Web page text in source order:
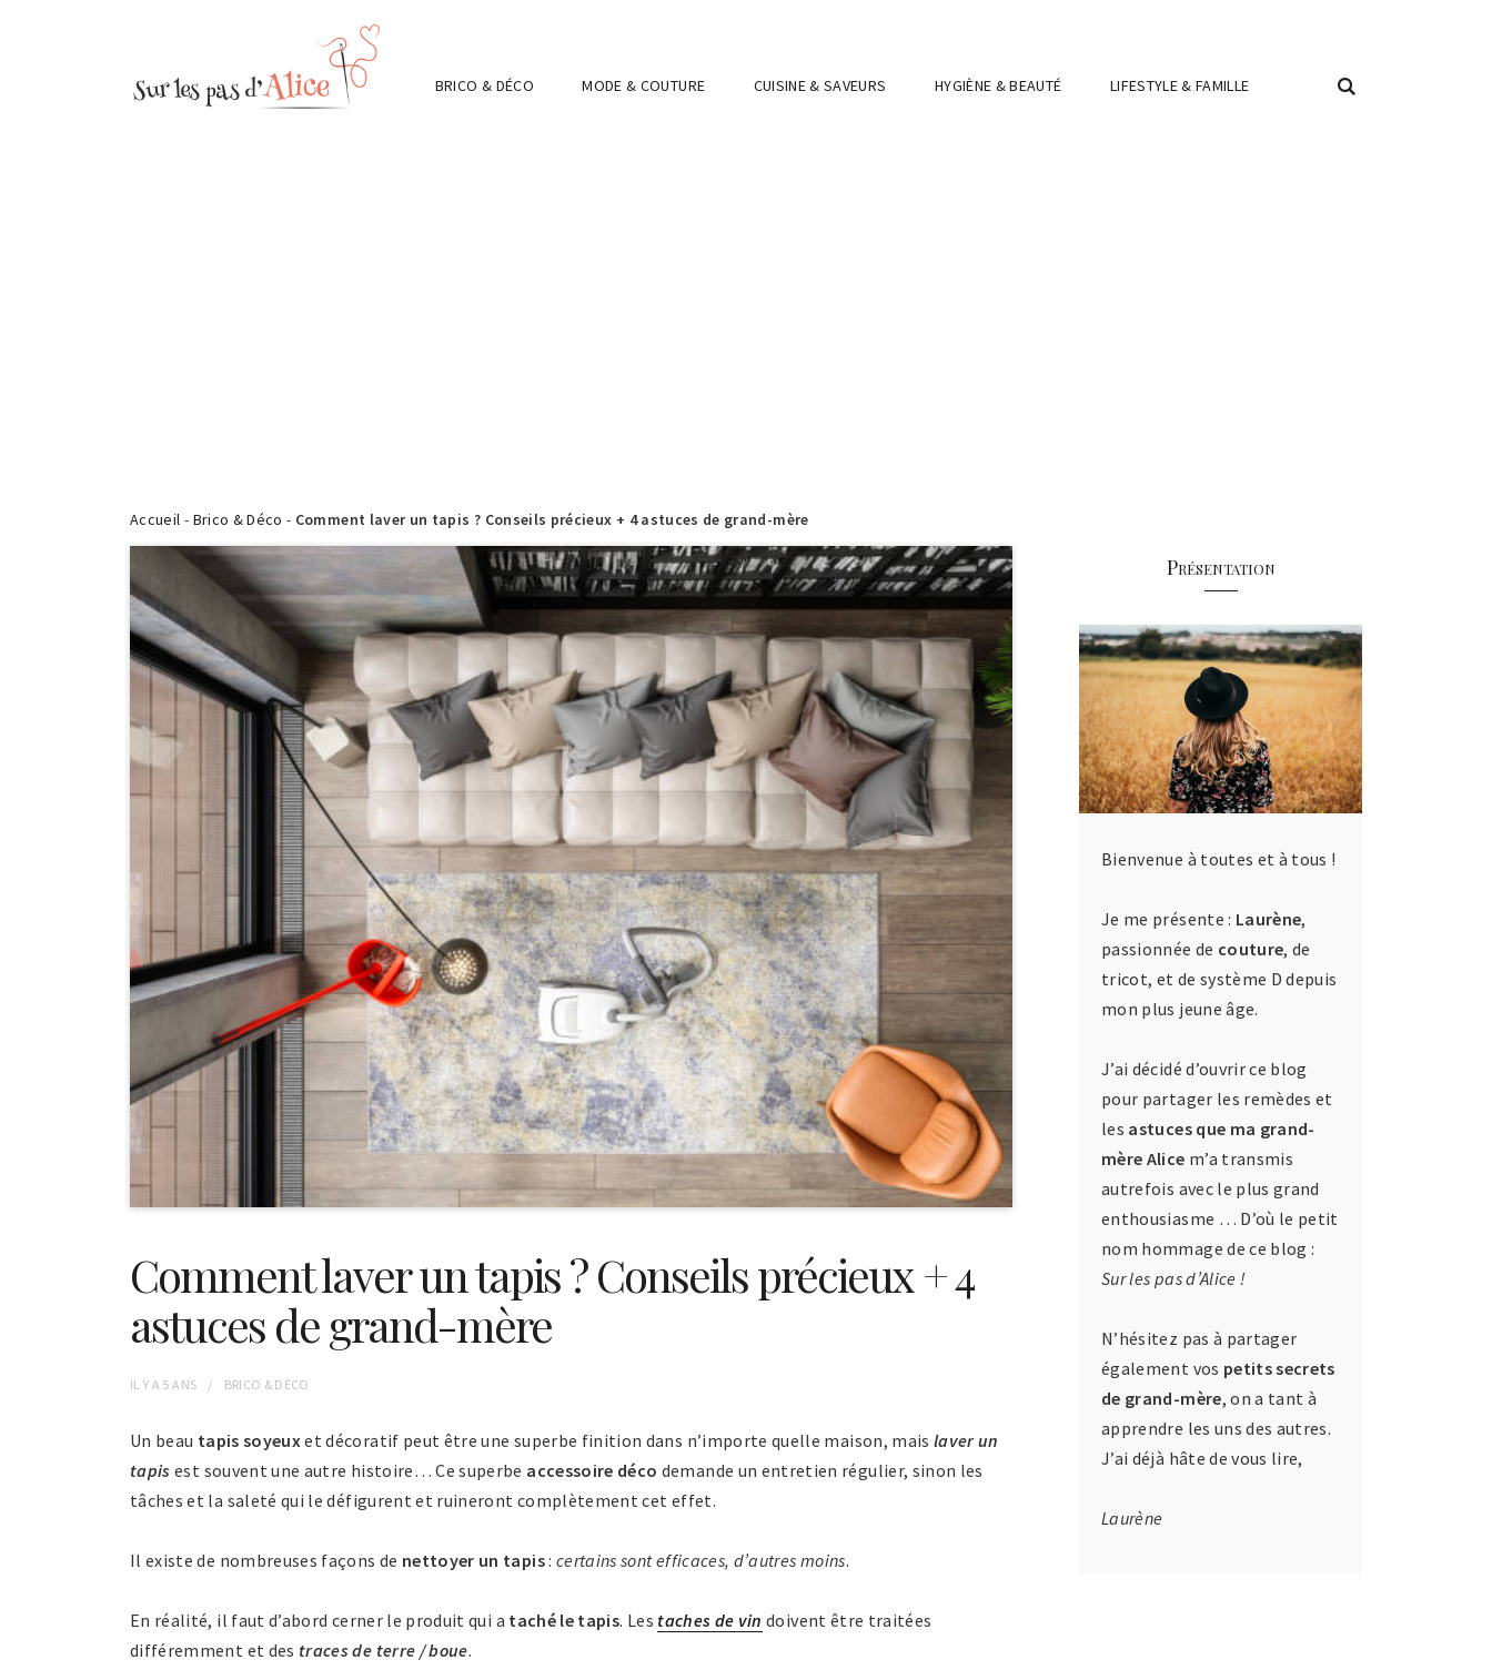
BRICO & DÉCO MODE & COUTURE CUISINE & SAVEURS HYGIÈNE & BEAUTÉ LIFESTYLE & FAMILLE
Accueil - Brico & Déco - Comment laver un tapis ? Conseils précieux + 4 astuces de grand-mère
Comment laver un tapis ? Conseils précieux + 4
astuces de grand-mère
IL Y A 5 ANS BRICO & DÉCO
Un beau tapis soyeuxet décoratif peut être une superbe finition dans n’importe quelle maison, maislaver un
tapisest souvent une autre histoire… Ce superbe accessoire déco demande un entretien régulier, sinon les
tâches et la saleté qui le défigurent et ruineront complètement cet effet.
Il existe de nombreuses façons de nettoyer un tapis: certains sont efficaces, d’autres moins.
En réalité, il faut d’abord cerner le produit qui a taché le tapis. Les taches de vin doivent être traitées
différemment et des traces de terre / boue.
Présentation
Bienvenue à toutes et à tous !
Je me présente : Laurène,
passionnée de couture, de
tricot, et de système D depuis
mon plus jeune âge.
J’ai décidé d’ouvrir ce blog
pour partager les remèdes et
les astuces que ma grand-
mère Alice m’a transmis
autrefois avec le plus grand
enthousiasme … D’où le petit
nom hommage de ce blog :
Sur les pas d’Alice !
N’hésitez pas à partager
également vos petits secrets
de grand-mère, on a tant à
apprendre les uns des autres.
J’ai déjà hâte de vous lire,
Laurène